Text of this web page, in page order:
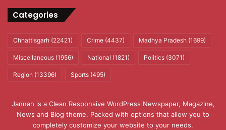
Categories
Chhattisgarh (22421) Crime (4437) Madhya Pradesh (1699)
Miscellaneous (1956) National (1821) Politics (3071)
Region (13396) Sports (495)
Jannah is a Clean Responsive WordPress Newspaper, Magazine,
News and Blog theme. Packed with options that allow you to
completely customize your website to your needs.